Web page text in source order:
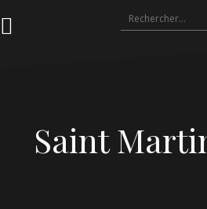
au
Rechercher :
Saint